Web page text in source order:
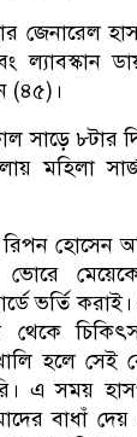
(৪৫)।
সাড়ে ৮টার
মহিলা
হোসেন
ভর্তি
থেকে
হলে সেই
এ সময়
বাধাঁ